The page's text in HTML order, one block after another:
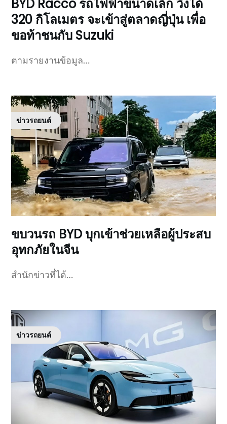
BYD Racco รถไฟฟ้าขนาดเล็ก วิ่งได้
320 กิโลเมตร จะเข้าสู่ตลาดญี่ปุ่น เพื่อ
ขอท้าชนกับ Suzuki
ตามรายงานข้อมูล…
ข่าวรถยนต์
ขบวนรถ BYD บุกเข้าช่วยเหลือผู้ประสบ
อุทกภัยในจีน
สำนักข่าวที่ได้…
ข่าวรถยนต์